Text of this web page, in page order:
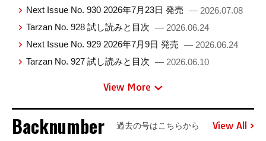
Next Issue No. 930 2026年7月23日 発売 — 2026.07.08
Tarzan No. 928 試し読みと目次 — 2026.06.24
Next Issue No. 929 2026年7月9日 発売 — 2026.06.24
Tarzan No. 927 試し読みと目次 — 2026.06.10
View More
Backnumber 過去の号はこちらから View All